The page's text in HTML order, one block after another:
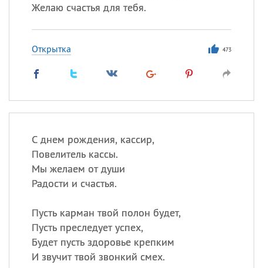
Желаю счастья для тебя.
Открытка 473
С днем рождения, кассир,
Повелитель кассы.
Мы желаем от души
Радости и счастья.
Пусть карман твой полон будет,
Пусть преследует успех,
Будет пусть здоровье крепким
И звучит твой звонкий смех.